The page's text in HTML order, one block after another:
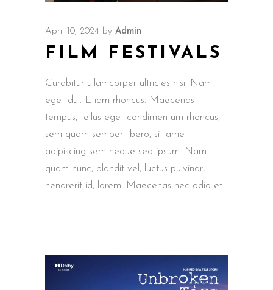
April 10, 2024 by Admin
FILM FESTIVALS
Curabitur ullamcorper ultricies nisi. Nam
eget dui. Etiam rhoncus. Maecenas
tempus, tellus eget condimentum rhoncus,
sem quam semper libero, sit amet
adipiscing sem neque sed ipsum. Nam
quam nunc, blandit vel, luctus pulvinar,
hendrerit id, lorem. Maecenas nec odio et